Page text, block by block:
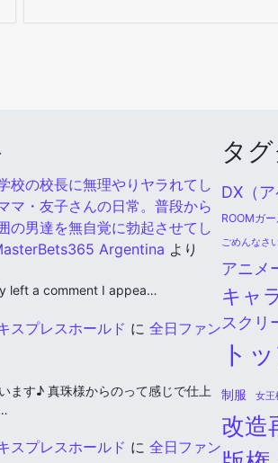
校の校長に無理やりヤラれてし
マ・友子さんの日常。普段から
の男達を無自覚に勃起させてし
Argentina より
left a comment I appea…
スプレスホールド に 全日ファン
ます♪ 真珠様からのって感じで仕上
スプレスホールド に 全日ファン
タ
DX（
ROOMガ
ごめんなさ
アニメ
キャ
スクリ
ト
制服 女王
改造